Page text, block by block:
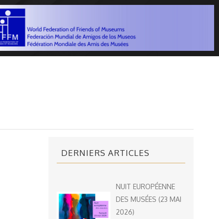
DERNIERS ARTICLES
NUIT EUROPÉENNE
DES MUSÉES (23 MAI
2026)